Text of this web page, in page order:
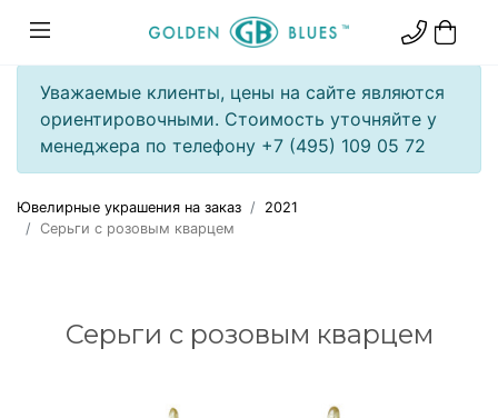
Уважаемые клиенты, цены на сайте являются
ориентировочными. Стоимость уточняйте у
менеджера по телефону +7 (495) 109 05 72
Ювелирные украшения на заказ
2021
Серьги с розовым кварцем
Серьги с розовым кварцем